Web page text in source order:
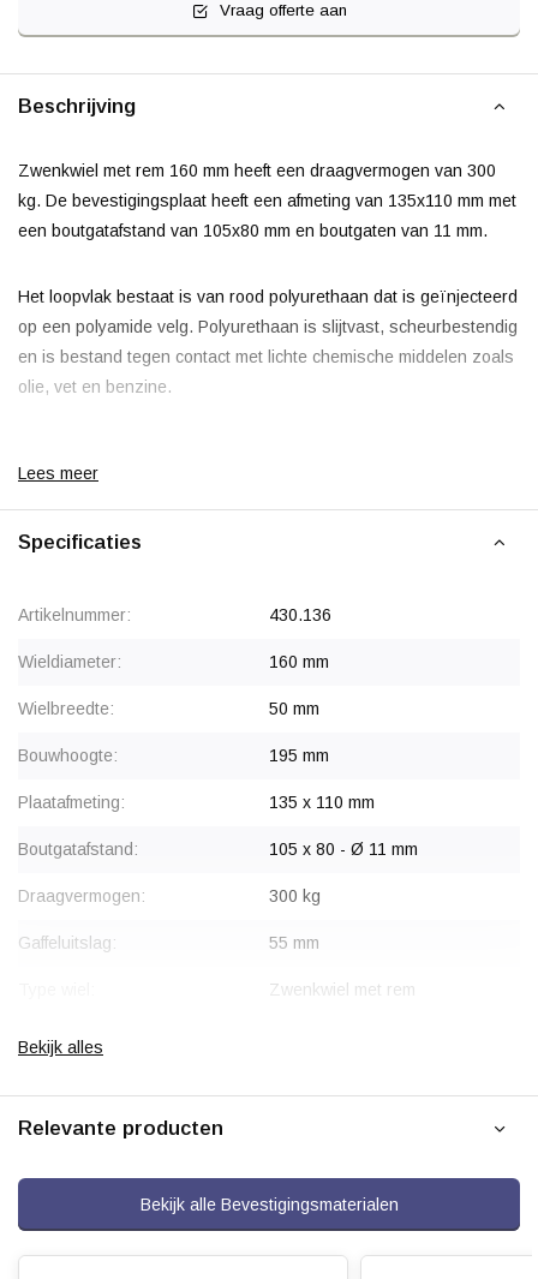
Vraag offerte aan
Beschrijving
Zwenkwiel met rem 160 mm heeft een draagvermogen van 300
kg. De bevestigingsplaat heeft een afmeting van 135x110 mm met
een boutgatafstand van 105x80 mm en boutgaten van 11 mm.
Het loopvlak bestaat is van rood polyurethaan dat is geïnjecteerd
op een polyamide velg. Polyurethaan is slijtvast, scheurbestendig
en is bestand tegen contact met lichte chemische middelen zoals
olie, vet en benzine.
rolweerstand hoger en is het lager iets gevoeliger voor stof en
vuil rond de naaf, maar een rollager is wel voordeliger.
voor een offerte.
Lees meer
Specificaties
Artikelnummer: 430.136
Wieldiameter: 160 mm
Wielbreedte: 50 mm
Bouwhoogte: 195 mm
Plaatafmeting: 135 x 110 mm
Boutgatafstand: 105 x 80 - Ø 11 mm
Draagvermogen: 300 kg
Gaffeluitslag: 55 mm
Zwenkwiel met rem
Montage:
Rem:
Polyamide (PA6)
Bekijk alles
Relevante producten
Bekijk alle Bevestigingsmaterialen